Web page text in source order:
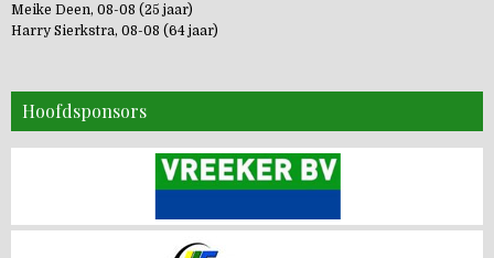
Meike Deen, 08-08 (25 jaar)
Harry Sierkstra, 08-08 (64 jaar)
Hoofdsponsors